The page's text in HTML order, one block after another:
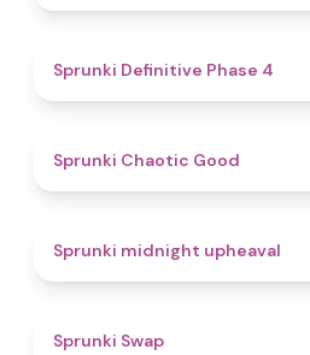
Sprunki Definitive Phase 4
Sprunki Chaotic Good
Sprunki midnight upheaval
Sprunki Swap